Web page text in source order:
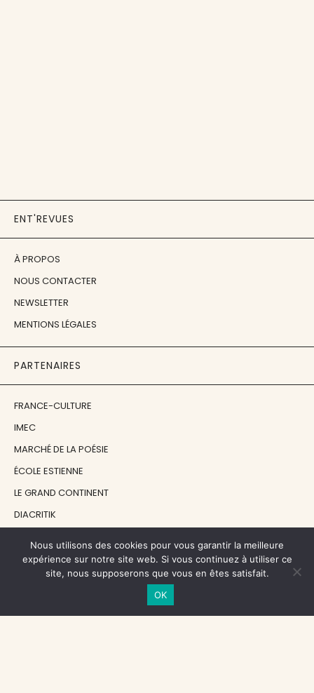
ENT'REVUES
À PROPOS
NOUS CONTACTER
NEWSLETTER
MENTIONS LÉGALES
PARTENAIRES
FRANCE-CULTURE
IMEC
MARCHÉ DE LA POÉSIE
ÉCOLE ESTIENNE
LE GRAND CONTINENT
DIACRITIK
NOS SOUTIENS
CENTRE NATIONAL DU LIVRE
Nous utilisons des cookies pour vous garantir la meilleure
expérience sur notre site web. Si vous continuez à utiliser ce
site, nous supposerons que vous en êtes satisfait.
OK